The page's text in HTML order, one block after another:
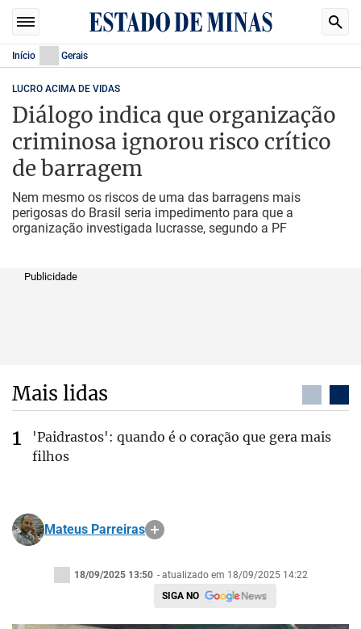
Início Gerais
LUCRO ACIMA DE VIDAS
Diálogo indica que organização
criminosa ignorou risco crítico
de barragem
Nem mesmo os riscos de uma das barragens mais
perigosas do Brasil seria impedimento para que a
organização investigada lucrasse, segundo a PF
Publicidade
Mais lidas
'Paidrastos': quando é o coração que gera mais
filhos
Mateus Parreiras
18/09/2025 13:50 - atualizado em 18/09/2025 14:22
SIGA NO